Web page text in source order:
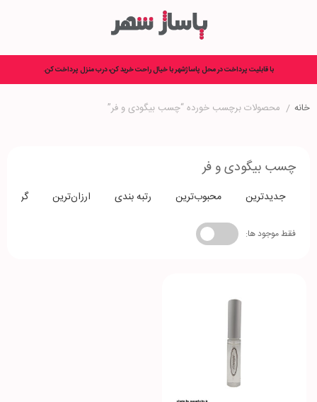
با قابلیت پرداخت در محل پاساژشهر با خیال راحت خرید کن، درب منزل پرداخت کن.
خانه / محصولات برچسب خورده “چسب بیگودی و فر”
چسب بیگودی و فر
جدیدترین محبوب‌ترین رتبه بندی ارزان‌ترین
فقط موجود ها: